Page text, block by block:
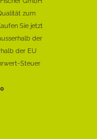
zum
Sie jetzt
der
der EU
Steuer